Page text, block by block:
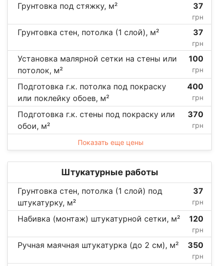
Грунтовка под стяжку, м² 37
грн
Грунтовка стен, потолка (1 слой), м² 37
грн
Установка малярной сетки на стены или
потолок, м²
100
грн
Подготовка г.к. потолка под покраску
или поклейку обоев, м²
400
грн
Подготовка г.к. стены под покраску или
обои, м²
370
грн
Показать еще цены
Штукатурные работы
Грунтовка стен, потолка (1 слой) под
штукатурку, м²
37
грн
Набивка (монтаж) штукатурной сетки, м² 120
грн
Ручная маячная штукатурка (до 2 см), м² 350
грн